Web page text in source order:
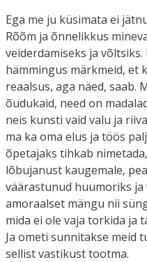
Ega me ju küsimata ei
Rõõm ja õnnelikkus
veiderdamiseks ja
hämmingus märkmeid, et
reaalsus, aga näed, saab.
õudukaid, need on
neis kunsti vaid valu ja
ma ka oma elus ja töös
õpetajaks tihkab
lõbujanust kaugemale,
väärastunud huumoriks
amoraalset mängu nii
mida ei ole vaja torkida ja
Ja ometi sunnitakse meid
sellist vastikust tootma.